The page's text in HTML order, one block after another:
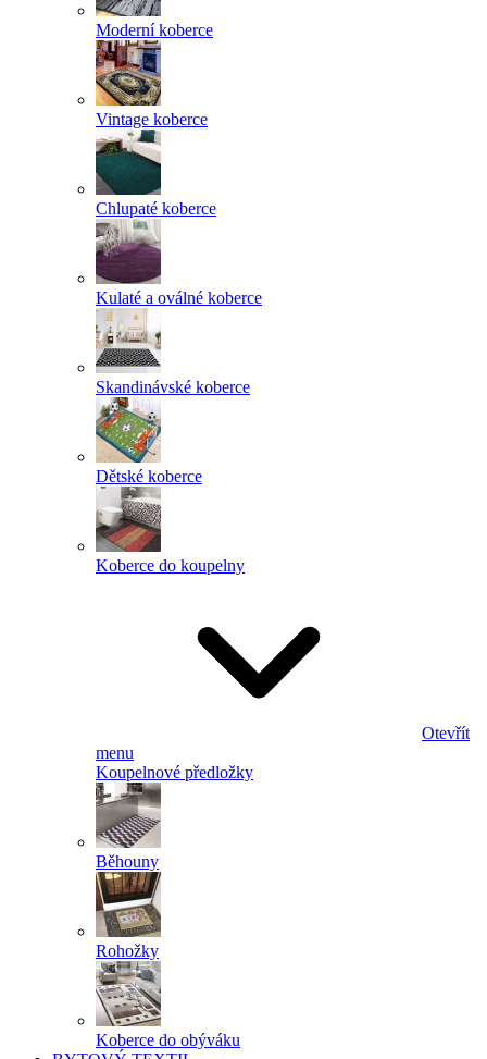
Moderní koberce
Vintage koberce
Chlupaté koberce
Kulaté a oválné koberce
Skandinávské koberce
Dětské koberce
Koberce do koupelny
Otevřít
menu
Koupelnové předložky
Běhouny
Rohožky
Koberce do obýváku